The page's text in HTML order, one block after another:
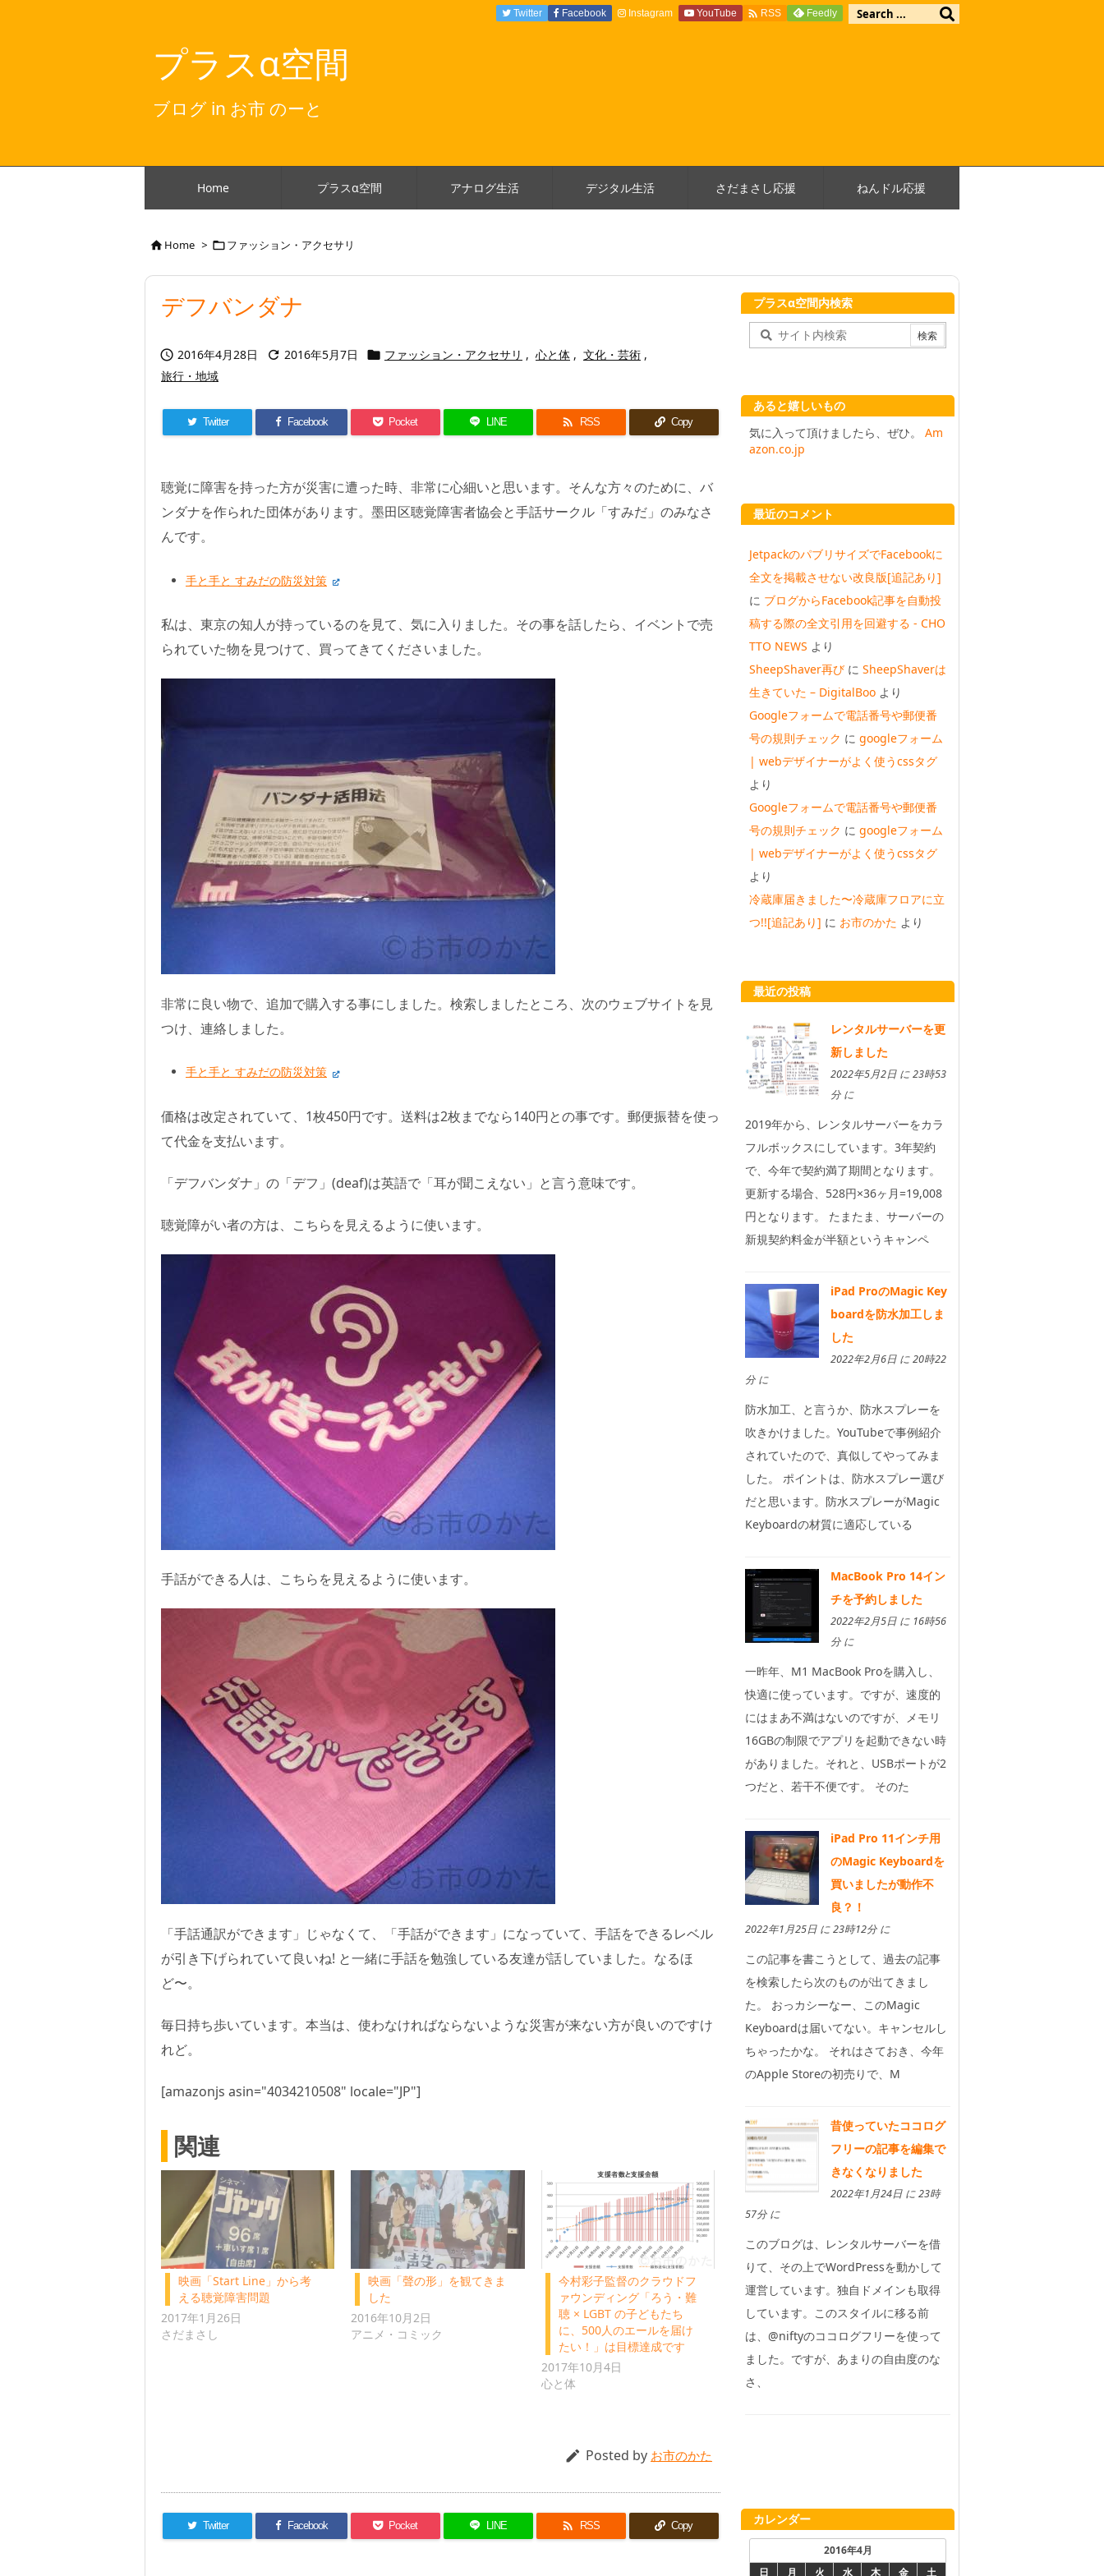
プラスα空間
ブログ in お市 のーと
Home プラスα空間 アナログ生活 デジタル生活 さだまさし応援 ねんドル応援
Twitter Facebook Instagram YouTube  RSS Feedly
Home > ファッション・アクセサリ
デフバンダナ
 2016年4月28日  2016年5月7日  ファッション・アクセサリ , 心と体 , 文化・芸術 ,
旅行・地域
Twitter Facebook Pocket LINE  RSS Copy
聴覚に障害を持った方が災害に遭った時、非常に心細いと思います。そんな方々のために、バ
ンダナを作られた団体があります。墨田区聴覚障害者協会と手話サークル「すみだ」のみなさ
んです。
手と手と すみだの防災対策
私は、東京の知人が持っているのを見て、気に入りました。その事を話したら、イベントで売
られていた物を見つけて、買ってきてくださいました。
非常に良い物で、追加で購入する事にしました。検索しましたところ、次のウェブサイトを見
つけ、連絡しました。
手と手と すみだの防災対策
価格は改定されていて、1枚450円です。送料は2枚までなら140円との事です。郵便振替を使っ
て代金を支払います。
「デフバンダナ」の「デフ」(deaf)は英語で「耳が聞こえない」と言う意味です。
聴覚障がい者の方は、こちらを見えるように使います。
手話ができる人は、こちらを見えるように使います。
「手話通訳ができます」じゃなくて、「手話ができます」になっていて、手話をできるレベル
が引き下げられていて良いね! と一緒に手話を勉強している友達が話していました。なるほ
ど〜。
毎日持ち歩いています。本当は、使わなければならないような災害が来ない方が良いのですけ
れど。
[amazonjs asin="4034210508" locale="JP"]
関連
映画「Start Line」から考
える聴覚障害問題
2017年1月26日
さだまさし
映画「聲の形」を観てきま
した
2016年10月2日
アニメ・コミック
今村彩子監督のクラウドフ
ァウンディング「ろう・難
聴 × LGBT の子どもたち
に、500人のエールを届け
たい！」は目標達成です
2017年10月4日
心と体
 Posted by お市のかた
Twitter Facebook Pocket LINE  RSS Copy
プラスα空間内検索
あると嬉しいもの
気に入って頂けましたら、ぜひ。 Am
azon.co.jp
最近のコメント
JetpackのパブリサイズでFacebookに
全文を掲載させない改良版[追記あり]
に ブログからFacebook記事を自動投
稿する際の全文引用を回避する - CHO
TTO NEWS より
SheepShaver再び に SheepShaverは
生きていた – DigitalBoo より
Googleフォームで電話番号や郵便番
号の規則チェック に googleフォーム
| webデザイナーがよく使うcssタグ
より
Googleフォームで電話番号や郵便番
号の規則チェック に googleフォーム
| webデザイナーがよく使うcssタグ
より
冷蔵庫届きました〜冷蔵庫フロアに立
つ!![追記あり] に お市のかた より
最近の投稿
レンタルサーバーを更
新しました
2022年5月2日 に 23時53
分 に
2019年から、レンタルサーバーをカラ
フルボックスにしています。3年契約
で、今年で契約満了期間となります。
更新する場合、528円×36ヶ月=19,008
円となります。 たまたま、サーバーの
新規契約料金が半額というキャンペ
iPad ProのMagic Key
boardを防水加工しま
した
2022年2月6日 に 20時22
分 に
防水加工、と言うか、防水スプレーを
吹きかけました。YouTubeで事例紹介
されていたので、真似してやってみま
した。 ポイントは、防水スプレー選び
だと思います。防水スプレーがMagic
Keyboardの材質に適応している
MacBook Pro 14イン
チを予約しました
2022年2月5日 に 16時56
分 に
一昨年、M1 MacBook Proを購入し、
快適に使っています。ですが、速度的
にはまあ不満はないのですが、メモリ
16GBの制限でアプリを起動できない時
がありました。それと、USBポートが2
つだと、若干不便です。 そのた
iPad Pro 11インチ用
のMagic Keyboardを
買いましたが動作不
良？！
2022年1月25日 に 23時12分 に
この記事を書こうとして、過去の記事
を検索したら次のものが出てきまし
た。 おっカシーなー、このMagic
Keyboardは届いてない。キャンセルし
ちゃったかな。 それはさておき、今年
のApple Storeの初売りで、M
昔使っていたココログ
フリーの記事を編集で
きなくなりました
2022年1月24日 に 23時
57分 に
このブログは、レンタルサーバーを借
りて、その上でWordPressを動かして
運営しています。独自ドメインも取得
しています。このスタイルに移る前
は、@niftyのココログフリーを使って
ました。ですが、あまりの自由度のな
さ、
カレンダー
2016年4月
日
月 火 水 木 金 土